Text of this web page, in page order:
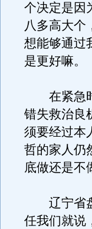
个决定是因
八多高大个
想能够通过
是更好嘛。
在紧急时
错失救治良
须要经过本
哲的家人仍
底做还是不
辽宁省盘
任我们就说